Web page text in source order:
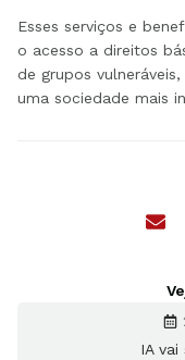
Esses serviços e
o acesso a direitos
de grupos
uma sociedade mais
IA